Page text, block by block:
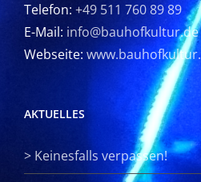
Telefon: +49 511 760 89 89
E-Mail: info@bauhofkultur.de
Webseite:
AKTUELLES
> Keinesfalls verpassen!